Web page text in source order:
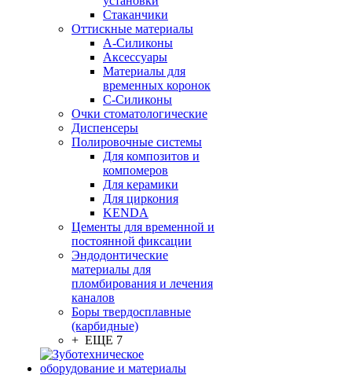
Стаканчики
Оттискные материалы
А-Силиконы
Аксессуары
Материалы для
временных коронок
С-Силиконы
Очки стоматологические
Диспенсеры
Полировочные системы
Для композитов и
компомеров
Для керамики
Для циркония
KENDA
Цементы для временной и
постоянной фиксации
Эндодонтические
материалы для
пломбирования и лечения
каналов
Боры твердосплавные
(карбидные)
+ ЕЩЕ 7